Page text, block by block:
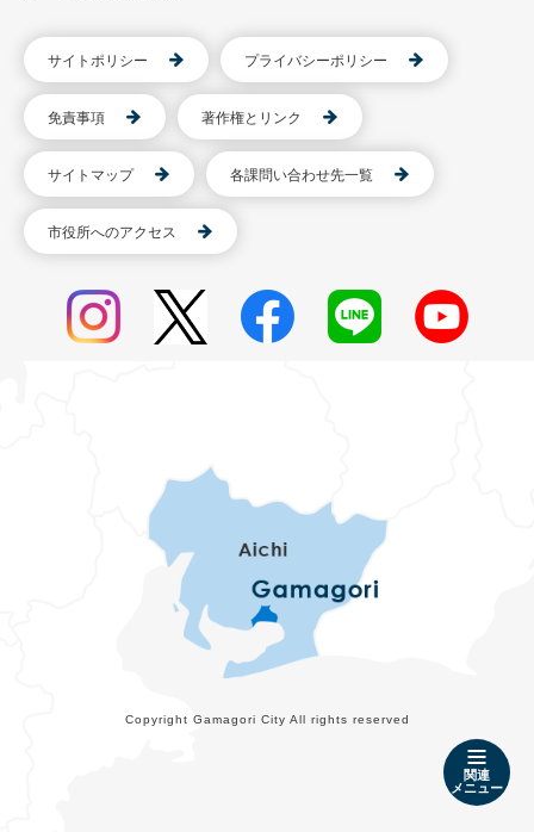
関連
メニュー
サイトポリシー プライバシーポリシー
免責事項 著作権とリンク
サイトマップ 各課問い合わせ先一覧
市役所へのアクセス
Copyright Gamagori City All rights reserved